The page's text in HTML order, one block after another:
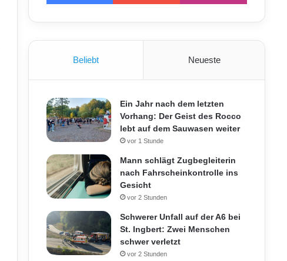
Beliebt Neueste
Ein Jahr nach dem letzten
Vorhang: Der Geist des Rocco
lebt auf dem Sauwasen weiter
vor 1 Stunde
Mann schlägt Zugbegleiterin
nach Fahrscheinkontrolle ins
Gesicht
vor 2 Stunden
Schwerer Unfall auf der A6 bei
St. Ingbert: Zwei Menschen
schwer verletzt
vor 2 Stunden